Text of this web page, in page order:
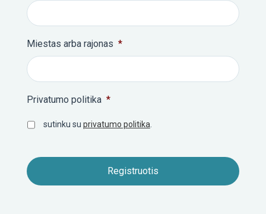
Miestas arba rajonas *
Privatumo politika *
sutinku su privatumo politika